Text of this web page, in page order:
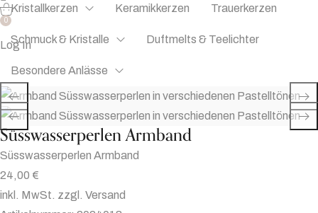
Kristallkerzen Keramikkerzen Trauerkerzen
Schmuck & Kristalle Duftmelts & Teelichter
Besondere Anlässe
0
Log In
Süsswasserperlen Armband
Süsswasserperlen Armband
24,00 €
inkl. MwSt. zzgl. Versand